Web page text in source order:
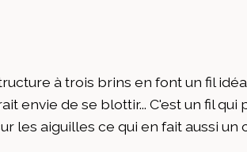
à trois brins en font un fil
envie de se blottir... C'est un fil
les aiguilles ce qui en fait aussi